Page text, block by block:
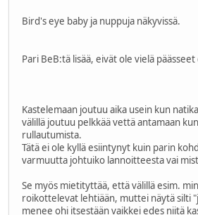
Bird's eye baby ja nuppuja näkyvissä.
Pari BeB:tä lisää, eivät ole vielä
Kastelemaan joutuu aika usein kun
välillä joutuu pelkkää vettä antamaan
rullautumista.
Tätä ei ole kyllä esiintynyt kuin parin
varmuutta johtuiko lannoitteesta vai
Se myös mietityttää, että välillä esim.
roikottelevat lehtiään, muttei näytä silti
menee ohi itsestään vaikkei edes niitä